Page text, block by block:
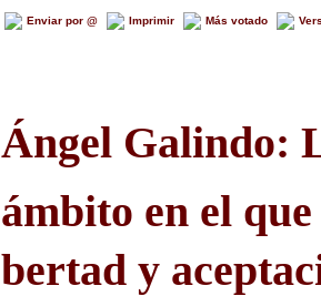
Enviar por @ Imprimir Más votado
Ángel Ga­lin­do:
ám­bi­to en el
ber­tad y